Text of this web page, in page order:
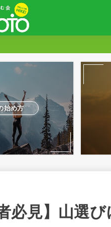
始め方
必見】山選